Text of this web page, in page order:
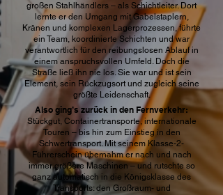
großen Stahlhändlers – als Schichtleiter. Dort
lernte er den Umgang mit Gabelstaplern,
Kränen und komplexen Lagerprozessen, führte
ein Team, koordinierte Schichten und war
verantwortlich für den reibungslosen Ablauf in
einem anspruchsvollen Umfeld. Doch die
Straße ließ ihn nie los. Sie war und ist sein
Element, sein Rückzugsort und zugleich seine
größte Leidenschaft.
Also ging’s zurück in den Fernverkehr:
Stückgut, Containertransporte, internationale
Touren – bis hin zum Einstieg in den
Schwertransport. Mit seinem Klasse-2-
Führerschein übernahm er nach und nach
immer größere Maschinen – und rutschte so
ganz automatisch in die Königsklasse des
Transports: den Großraum- und